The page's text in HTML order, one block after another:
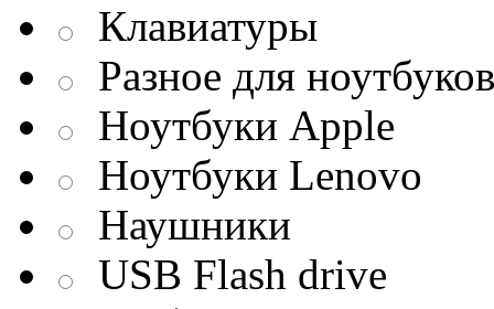
Клавиатуры
Разное для ноутбуков
Ноутбуки Apple
Ноутбуки Lenovo
Наушники
USB Flash drive